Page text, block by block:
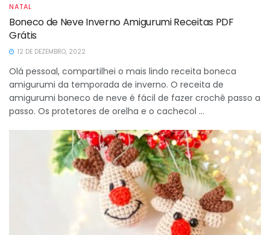
NATAL
Boneco de Neve Inverno Amigurumi Receitas PDF
Grátis
12 DE DEZEMBRO, 2022
Olá pessoal, compartilhei o mais lindo receita boneca
amigurumi da temporada de inverno. O receita de
amigurumi boneco de neve é ​​fácil de fazer crochê passo a
passo. Os protetores de orelha e o cachecol ...